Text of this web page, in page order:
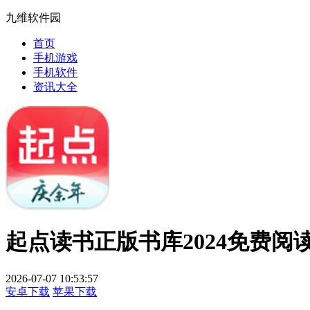
九维软件园
首页
手机游戏
手机软件
资讯大全
起点读书正版书库2024免费阅
2026-07-07 10:53:57
安卓下载 苹果下载